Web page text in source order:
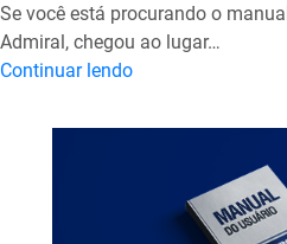
Se você está procurando o
Admiral, chegou ao lugar…
Continuar lendo